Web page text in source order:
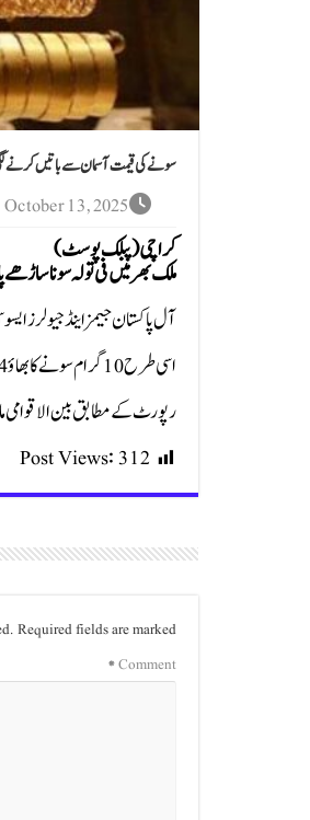
سونے کی قیمت آسمان سے باتیں کرنے لگی،فی تولہ
October 13, 2025
کراچی (پبلک پوسٹ )
ملک بھر میں فی تولہ سونا ساڑھے
آل پاکستان جیمز اینڈ جیولرز ایسوسی ایشن کے مطابق
اسی طرح 10 گرام سونے کا بھاؤ 4 ہزار 715 روپے بڑھنے کے بعد 3 لاکھ 67 ہزار 112 روپے ہوگیا۔
رپورٹ کے مطابق بین الاقوامی مارکیٹ میں فی اونس سونے
Post Views:312
Required fields are marked
Comment
*